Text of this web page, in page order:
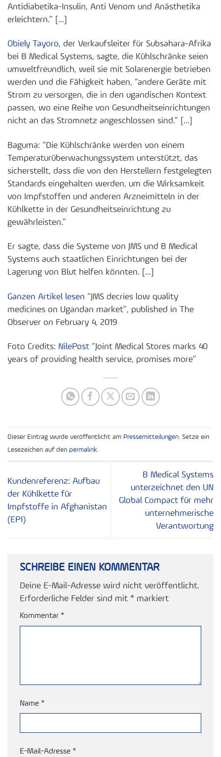
Antidiabetika-Insulin, Anti Venom und Anästhetika
erleichtern.” […]
Obiely Tayoro, der Verkaufsleiter für Subsahara-Afrika
bei B Medical Systems, sagte, die Kühlschränke seien
umweltfreundlich, weil sie mit Solarenergie betrieben
werden und die Fähigkeit haben, “andere Geräte mit
Strom zu versorgen, die in den ugandischen Kontext
passen, wo eine Reihe von Gesundheitseinrichtungen
nicht an das Stromnetz angeschlossen sind.” […]
Baguma: “Die Kühlschränke werden von einem
Temperaturüberwachungssystem unterstützt, das
sicherstellt, dass die von den Herstellern festgelegten
Standards eingehalten werden, um die Wirksamkeit
von Impfstoffen und anderen Arzneimitteln in der
Kühlkette in der Gesundheitseinrichtung zu
gewährleisten.”
Er sagte, dass die Systeme von JMS und B Medical
Systems auch staatlichen Einrichtungen bei der
Lagerung von Blut helfen könnten. […]
Ganzen Artikel lesen “JMS decries low quality
medicines on Ugandan market”, published in The
Observer on February 4, 2019
Foto Credits: NilePost “Joint Medical Stores marks 40
years of providing health service, promises more”
Dieser Eintrag wurde veröffentlicht am Pressemitteilungen. Setze ein
Lesezeichen auf den permalink.
Kundenreferenz: Aufbau
der Kühlkette für
Impfstoffe in Afghanistan
(EPI)
B Medical Systems
unterzeichnet den UN
Global Compact für mehr
unternehmerische
Verantwortung
SCHREIBE EINEN KOMMENTAR
Deine E-Mail-Adresse wird nicht veröffentlicht.
Erforderliche Felder sind mit * markiert
Kommentar *
Name *
E-Mail-Adresse *